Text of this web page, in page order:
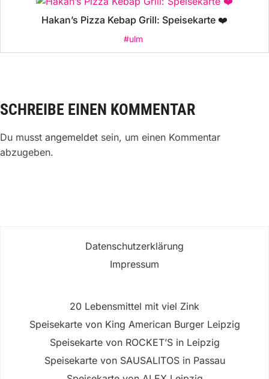
Hakan’s Pizza Kebap Grill: Speisekarte ❤️
#ulm
SCHREIBE EINEN KOMMENTAR
Du musst angemeldet sein, um einen Kommentar
abzugeben.
Datenschutzerklärung
Impressum
20 Lebensmittel mit viel Zink
Speisekarte von King American Burger Leipzig
Speisekarte von ROCKET’S in Leipzig
Speisekarte von SAUSALITOS in Passau